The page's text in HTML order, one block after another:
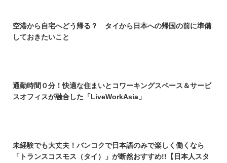
空港から自宅へどう帰る？ タイから日本への帰国の前に準備
しておきたいこと
通勤時間０分！快適な住まいとコワーキングスペース＆サービ
スオフィスが融合した「LiveWorkAsia」
未経験でも大丈夫！バンコクで日本語のみで楽しく働くなら
「トランスコスモス（タイ）」が断然おすすめ!!【日本人スタ